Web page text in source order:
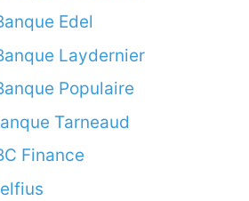
Edel
Laydernier
Populaire
Tarneaud
Finance